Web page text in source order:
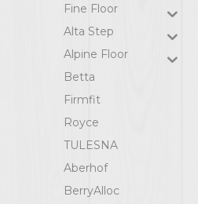
Fine Floor
Alta Step
Alpine Floor
Betta
Firmfit
Royce
TULESNA
Aberhof
BerryAlloc